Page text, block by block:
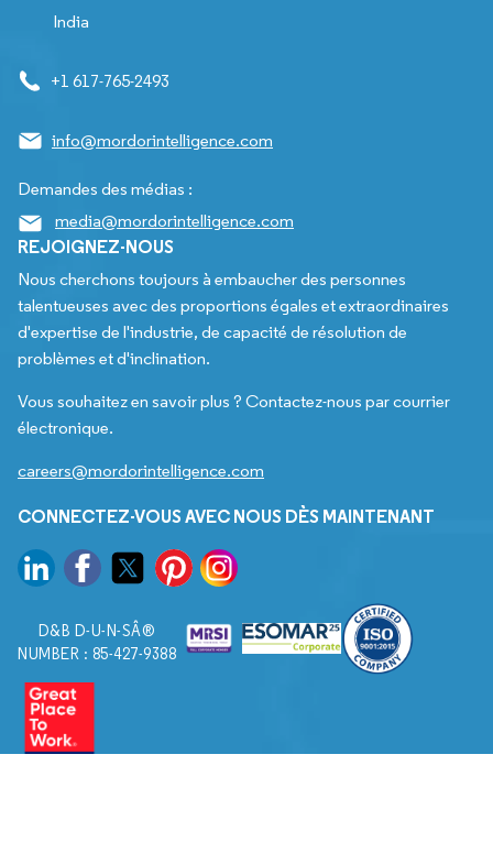
India
+1 617-765-2493
info@mordorintelligence.com
Demandes des médias :
media@mordorintelligence.com
REJOIGNEZ-NOUS
Nous cherchons toujours à embaucher des personnes
talentueuses avec des proportions égales et extraordinaires
d'expertise de l'industrie, de capacité de résolution de
problèmes et d'inclination.
Vous souhaitez en savoir plus ? Contactez-nous par courrier
électronique.
careers@mordorintelligence.com
CONNECTEZ-VOUS AVEC NOUS DÈS MAINTENANT
D&B D-U-N-SÂ®
NUMBER : 85-427-9388